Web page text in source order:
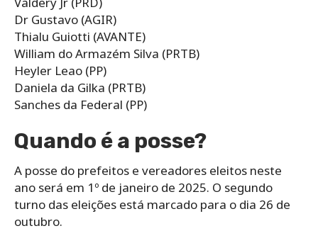
Dr Gustavo (AGIR)
Thialu Guiotti (AVANTE)
William do Armazém Silva (PRTB)
Heyler Leao (PP)
Daniela da Gilka (PRTB)
Sanches da Federal (PP)
Quando é a posse?
A posse do prefeitos e vereadores eleitos neste
ano será em 1º de janeiro de 2025. O segundo
turno das eleições está marcado para o dia 26 de
outubro.